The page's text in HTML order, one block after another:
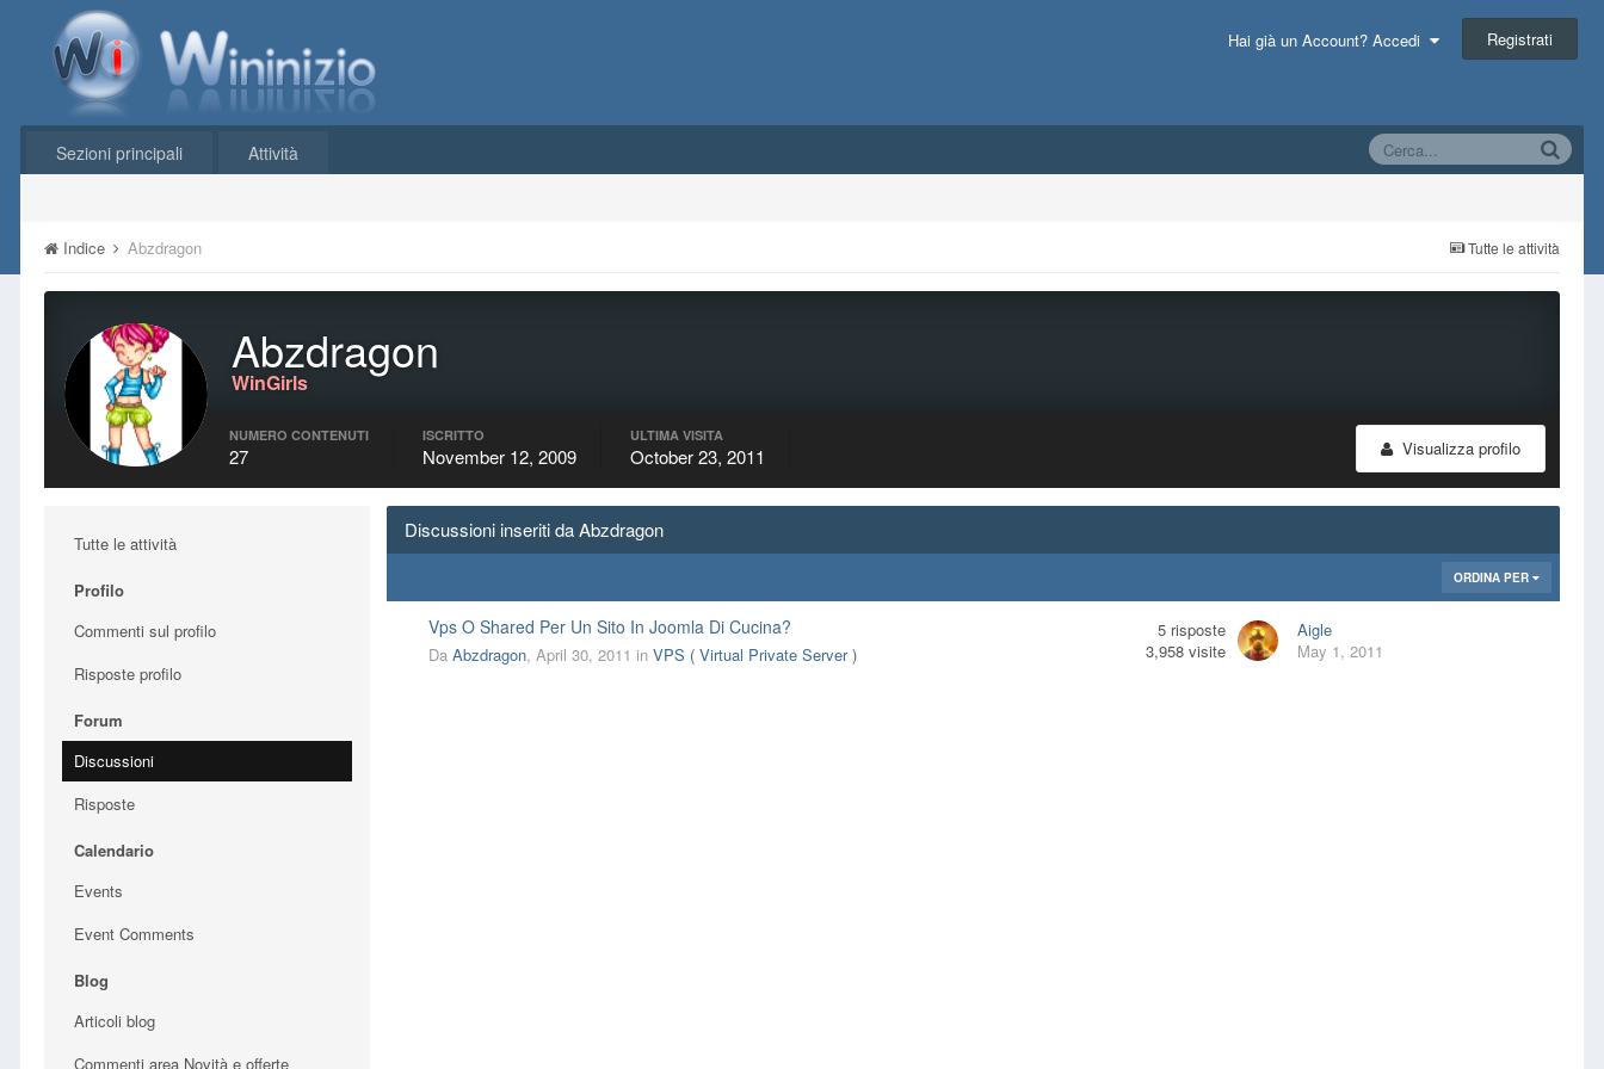
Hai già un Account? Accedi Registrati
Sezioni principali Attività
Tutte le attività
Indice Abzdragon
Abzdragon
WinGirls
Visualizza profilo
NUMERO CONTENUTI
27
ISCRITTO
November 12, 2009
ULTIMA VISITA
October 23, 2011
Tutte le attività
Profilo
Commenti sul profilo
Risposte profilo
Forum
Discussioni
Risposte
Calendario
Events
Event Comments
Blog
Articoli blog
Commenti area Novità e offerte
Discussioni inseriti da Abzdragon
ORDINA PER
Vps O Shared Per Un Sito In Joomla Di Cucina?
Da Abzdragon, April 30, 2011 in VPS ( Virtual Private Server )
5 risposte
3,958 visite
Aigle
May 1, 2011